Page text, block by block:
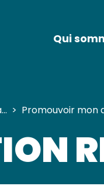
Qui
> Promouvoir mon